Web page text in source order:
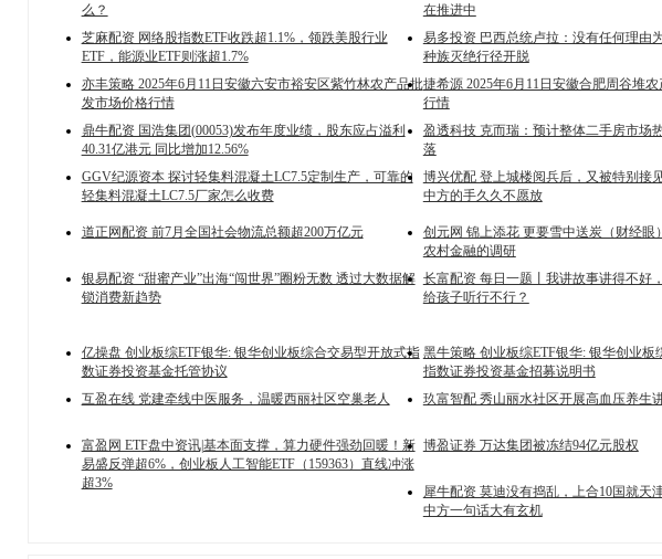
么？
在推进中
芝麻配资 网络股指数ETF收跌超1.1%，领跌美股行业
ETF，能源业ETF则涨超1.7%
易多投资 巴西总统卢拉：没有任何理由
种族灭绝行径开脱
亦丰策略 2025年6月11日安徽六安市裕安区紫竹林农产品批
发市场价格行情
捷希源 2025年6月11日安徽合肥周谷堆
行情
鼎牛配资 国浩集团(00053)发布年度业绩，股东应占溢利
40.31亿港元 同比增加12.56%
盈透科技 克而瑞：预计整体二手房市场
落
GGV纪源资本 探讨轻集料混凝土LC7.5定制生产，可靠的
轻集料混凝土LC7.5厂家怎么收费
博兴优配 登上城楼阅兵后，又被特别接
中方的手久久不愿放
道正网配资 前7月全国社会物流总额超200万亿元
创元网 锦上添花 更要雪中送炭（财经
农村金融的调研
银易配资 “甜蜜产业”出海“闯世界”圈粉无数 透过大数据解
锁消费新趋势
长富配资 每日一题丨我讲故事讲得不好
给孩子听行不行？
亿操盘 创业板综ETF银华: 银华创业板综合交易型开放式指
数证券投资基金托管协议
黑牛策略 创业板综ETF银华: 银华创业板
指数证券投资基金招募说明书
互盈在线 党建牵线中医服务，温暖西丽社区空巢老人
玖富智配 秀山丽水社区开展高血压养生
富盈网 ETF盘中资讯|基本面支撑，算力硬件强劲回暖！新
易盛反弹超6%，创业板人工智能ETF（159363）直线冲涨
超3%
博盈证券 万达集团被冻结94亿元股权
犀牛配资 莫迪没有捣乱，上合10国就天
中方一句话大有玄机